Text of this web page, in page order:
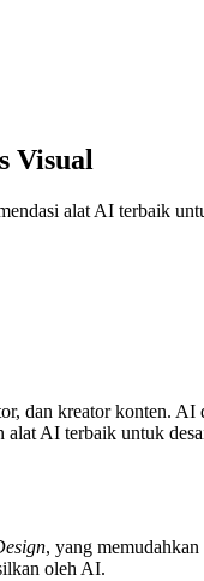
Visual
alat AI terbaik
dan kreator konten. AI
AI terbaik untuk
, yang
oleh AI.